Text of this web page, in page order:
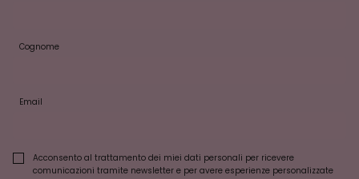
Cognome
Email
Acconsento al trattamento dei miei dati personali per ricevere
comunicazioni tramite newsletter e per avere esperienze personalizzate